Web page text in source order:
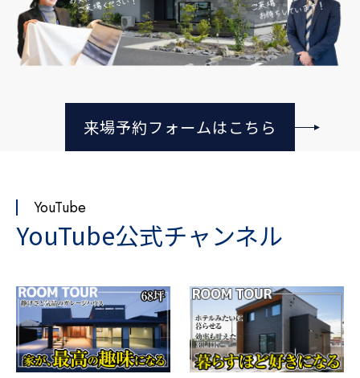
来場予約フォームはこちら
YouTube
YouTube公式チャンネル